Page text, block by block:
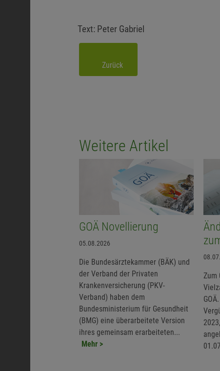
Text: Peter Gabriel
Zurück
Weitere Artikel
GOÄ Novellierung
05.08.2026
Die Bundesärztekammer (BÄK) und
der Verband der Privaten
Krankenversicherung (PKV-
Verband) haben dem
Bundesministerium für Gesundheit
(BMG) eine überarbeitete Version
ihres gemeinsam erarbeiteten...
Mehr >
Zum